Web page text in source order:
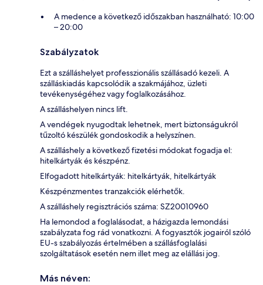
A medence a következő időszakban használható: 10:00
– 20:00
Szabályzatok
Ezt a szálláshelyet professzionális szállásadó kezeli. A
szálláskiadás kapcsolódik a szakmájához, üzleti
tevékenységéhez vagy foglalkozásához.
A szálláshelyen nincs lift.
A vendégek nyugodtak lehetnek, mert biztonságukról
tűzoltó készülék gondoskodik a helyszínen.
A szálláshely a következő fizetési módokat fogadja el:
hitelkártyák és készpénz.
Elfogadott hitelkártyák: hitelkártyák, hitelkártyák
Készpénzmentes tranzakciók elérhetők.
A szálláshely regisztrációs száma: SZ20010960
Ha lemondod a foglalásodat, a házigazda lemondási
szabályzata fog rád vonatkozni. A fogyasztók jogairól szóló
EU-s szabályozás értelmében a szállásfoglalási
szolgáltatások esetén nem illet meg az elállási jog.
Más néven: